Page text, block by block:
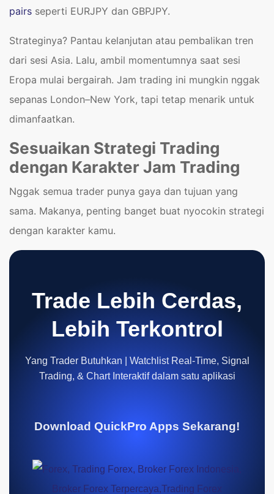
pairs seperti EURJPY dan GBPJPY.
Strateginya? Pantau kelanjutan atau pembalikan tren
dari sesi Asia. Lalu, ambil momentumnya saat sesi
Eropa mulai bergairah. Jam trading ini mungkin nggak
sepanas London–New York, tapi tetap menarik untuk
dimanfaatkan.
Sesuaikan Strategi Trading
dengan Karakter Jam Trading
Nggak semua trader punya gaya dan tujuan yang
sama. Makanya, penting banget buat nyocokin strategi
dengan karakter kamu.
Trade Lebih Cerdas,
Lebih Terkontrol
Yang Trader Butuhkan | Watchlist Real-Time, Signal
Trading, & Chart Interaktif dalam satu aplikasi
Download QuickPro Apps Sekarang!